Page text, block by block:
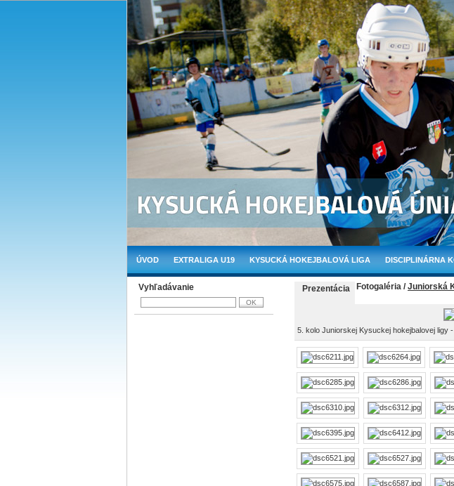
ÚVOD EXTRALIGA U19 KYSUCKÁ HOKEJBALOVÁ LIGA DISCIPLINÁRNA
Vyhľadávanie Prezentácia Fotogaléria /Juniorská
5. kolo Juniorskej Kysuckej hokejbalovej ligy